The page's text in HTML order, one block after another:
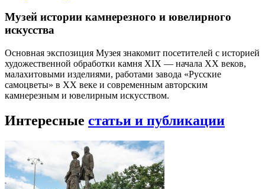
Музей истории камнерезного и ювелирного
искусства
Основная экспозиция Музея знакомит посетителей с историей
художественной обработки камня XIX — начала XX веков,
малахитовыми изделиями, работами завода «Русские
самоцветы» в XX веке и современным авторским
камнерезным и ювелирным искусством.
Интересные статьи и публикации